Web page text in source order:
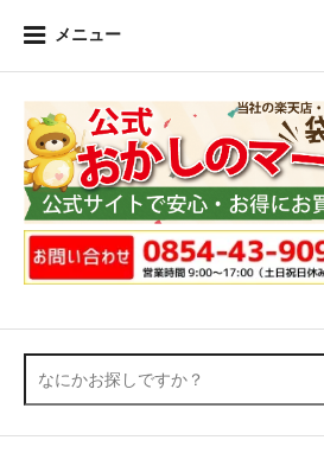
メニュー